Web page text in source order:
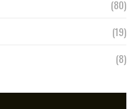
(80)
(19)
(8)